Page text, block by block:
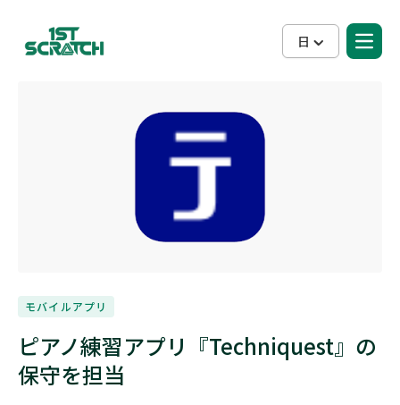
日
モバイルアプリ
ピアノ練習アプリ『Techniquest』の
保守を担当